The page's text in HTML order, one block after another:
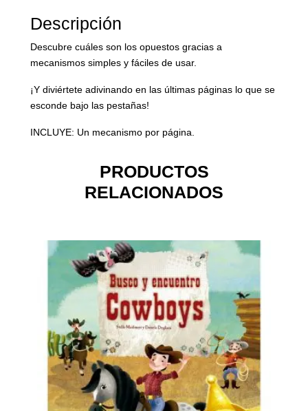
Descripción
Descubre cuáles son los opuestos gracias a
mecanismos simples y fáciles de usar.
¡Y diviértete adivinando en las últimas páginas lo que se
esconde bajo las pestañas!
INCLUYE: Un mecanismo por página.
PRODUCTOS
RELACIONADOS